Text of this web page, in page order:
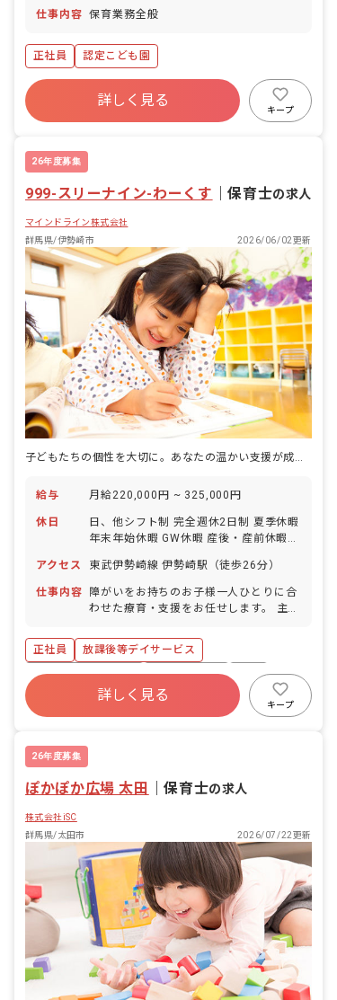
仕事内容 保育業務全般
正社員 認定こども園
詳しく見る
キープ
26年度募集
999-スリーナイン-わーくす ｜保育士の求人
マインドライン株式会社
群馬県/伊勢崎市
2026/06/02更新
給与 月給220,000円 ~ 325,000円
休日
日、他シフト制 完全週休2日制 夏季休暇
年末年始休暇 GW休暇 産後・産前休暇
は結婚記念日） 看護休暇 介護休暇 ※年
間休日112日
アクセス 東武伊勢崎線 伊勢崎駅（徒歩26分）
仕事内容
障がいをお持ちのお子様一人ひとりに合
わせた療育・支援をお任せします。 主な
ガソリン代は会社が負担します） ・宿題
のサポート ・レクリエーションや知育活
動の実施 ・手作りおやつ等を通じた食育
活動 ・自立に向けた社会的サポート ・
保護者様からの相談対応 ・イベントの企
画・実行 など
正社員
放課後等デイサービス
ボーナス・賞与あり
社会保険完備
昇給昇進あり
産休育休制度
詳しく見る
キープ
26年度募集
ぽかぽか広場 太田 ｜保育士の求人
株式会社iSC
群馬県/太田市
2026/07/22更新